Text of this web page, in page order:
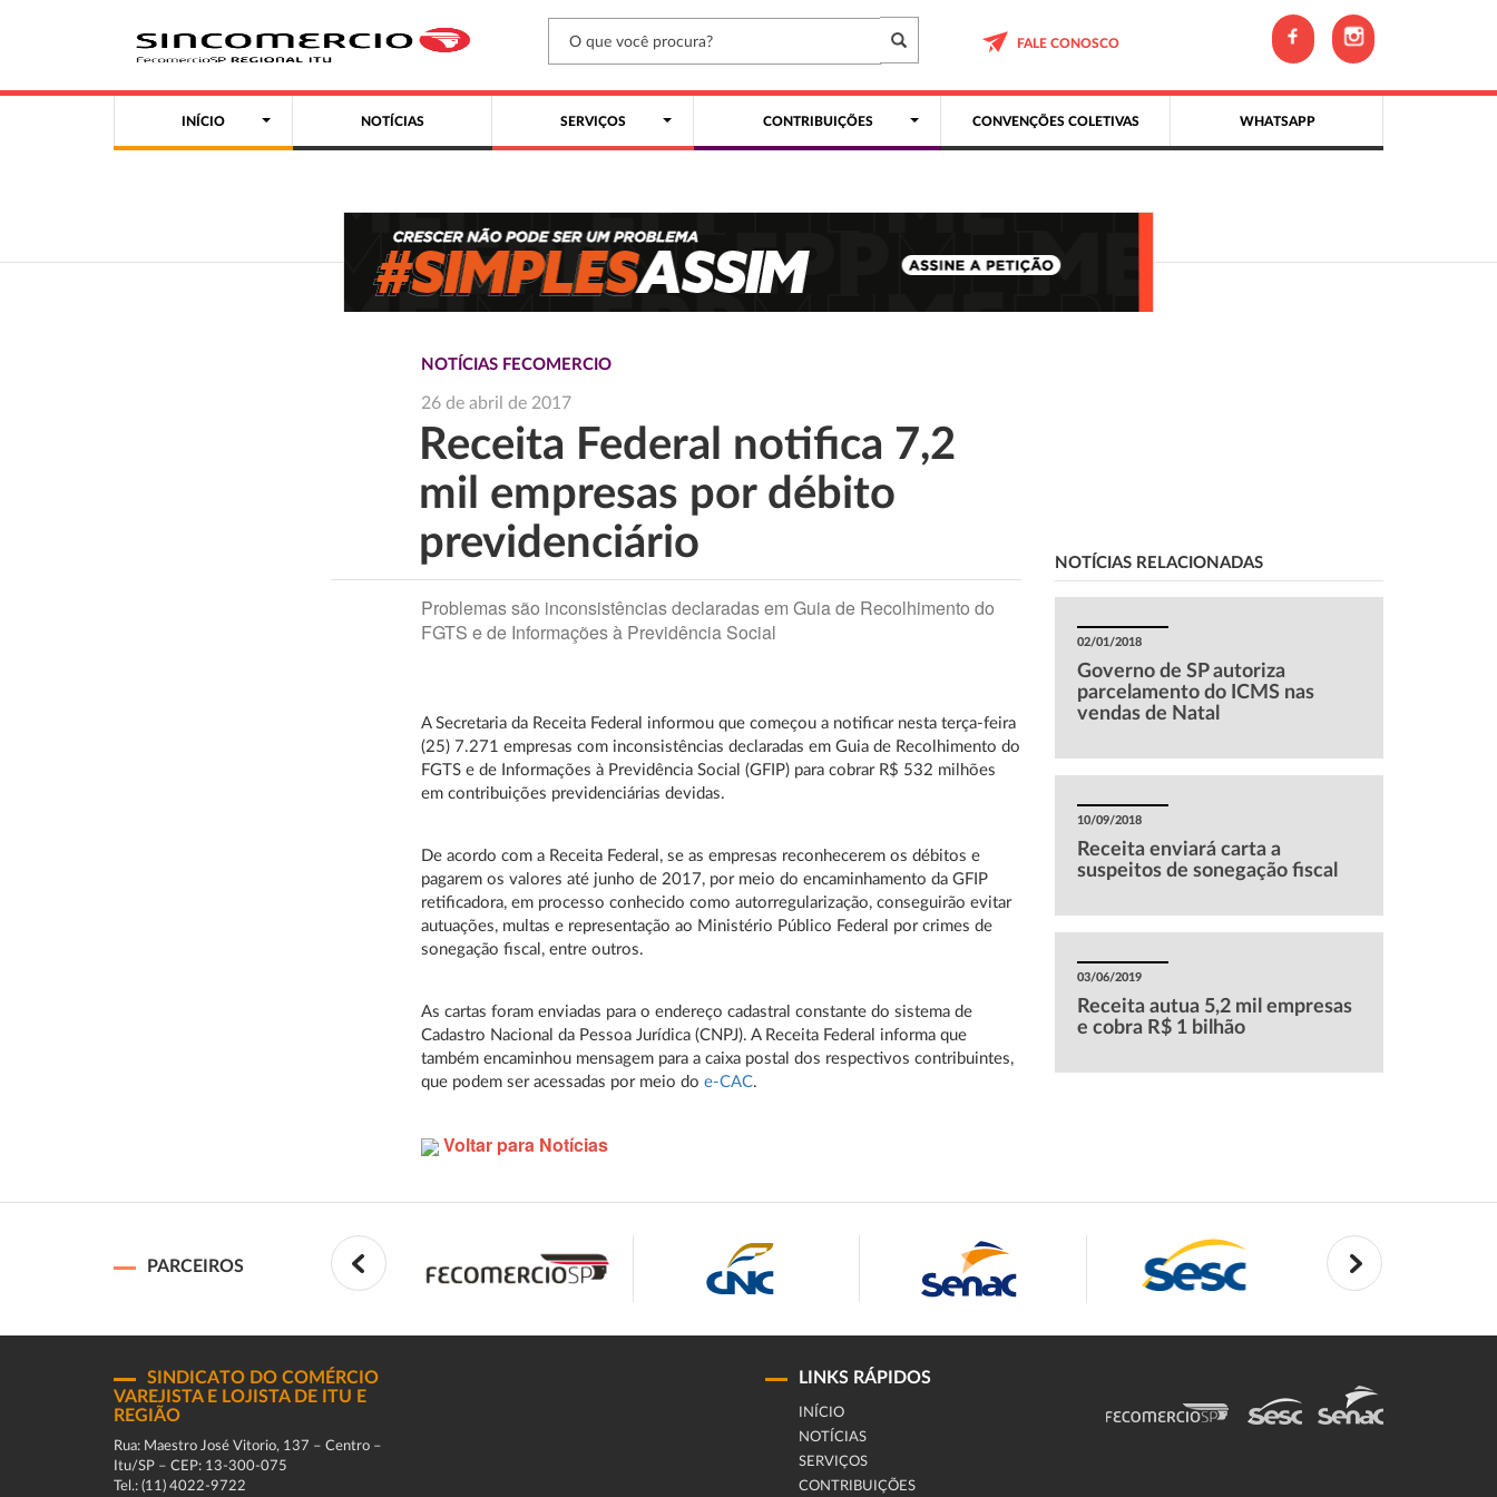
FALE CONOSCO
INÍCIO NOTÍCIAS SERVIÇOS CONTRIBUIÇÕES CONVENÇÕES COLETIVAS WHATSAPP
NOTÍCIAS FECOMERCIO
26 de abril de 2017
Receita Federal notifica 7,2
mil empresas por débito
previdenciário
Problemas são inconsistências declaradas em Guia de Recolhimento do
FGTS e de Informações à Previdência Social
A Secretaria da Receita Federal informou que começou a notificar nesta terça-feira
(25) 7.271 empresas com inconsistências declaradas em Guia de Recolhimento do
FGTS e de Informações à Previdência Social (GFIP) para cobrar R$ 532 milhões
em contribuições previdenciárias devidas.
De acordo com a Receita Federal, se as empresas reconhecerem os débitos e
pagarem os valores até junho de 2017, por meio do encaminhamento da GFIP
retificadora, em processo conhecido como autorregularização, conseguirão evitar
autuações, multas e representação ao Ministério Público Federal por crimes de
sonegação fiscal, entre outros.
As cartas foram enviadas para o endereço cadastral constante do sistema de
Cadastro Nacional da Pessoa Jurídica (CNPJ). A Receita Federal informa que
também encaminhou mensagem para a caixa postal dos respectivos contribuintes,
que podem ser acessadas por meio doe-CAC.
Voltar para Notícias
NOTÍCIAS RELACIONADAS
02/01/2018
Governo de SP autoriza
parcelamento do ICMS nas
vendas de Natal
10/09/2018
Receita enviará carta a
suspeitos de sonegação fiscal
03/06/2019
Receita autua 5,2 mil empresas
e cobra R$ 1 bilhão
PARCEIROS
SINDICATO DO COMÉRCIO
VAREJISTA E LOJISTA DE ITU E
REGIÃO
Rua: Maestro José Vitorio, 137 – Centro –
Itu/SP – CEP: 13-300-075
Tel.: (11) 4022-9722
LINKS RÁPIDOS
INÍCIO
NOTÍCIAS
SERVIÇOS
CONTRIBUIÇÕES